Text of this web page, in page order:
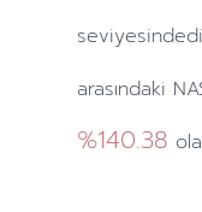
arasındaki
%140.38